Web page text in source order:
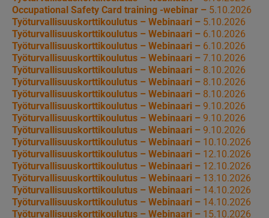
Occupational Safety Card training -webinar – 5.10.2026
Työturvallisuuskorttikoulutus – Webinaari – 5.10.2026
Työturvallisuuskorttikoulutus – Webinaari – 6.10.2026
Työturvallisuuskorttikoulutus – Webinaari – 6.10.2026
Työturvallisuuskorttikoulutus – Webinaari – 7.10.2026
Työturvallisuuskorttikoulutus – Webinaari – 8.10.2026
Työturvallisuuskorttikoulutus – Webinaari – 8.10.2026
Työturvallisuuskorttikoulutus – Webinaari – 8.10.2026
Työturvallisuuskorttikoulutus – Webinaari – 9.10.2026
Työturvallisuuskorttikoulutus – Webinaari – 9.10.2026
Työturvallisuuskorttikoulutus – Webinaari – 9.10.2026
Työturvallisuuskorttikoulutus – Webinaari – 10.10.2026
Työturvallisuuskorttikoulutus – Webinaari – 12.10.2026
Työturvallisuuskorttikoulutus – Webinaari – 12.10.2026
Työturvallisuuskorttikoulutus – Webinaari – 13.10.2026
Työturvallisuuskorttikoulutus – Webinaari – 14.10.2026
Työturvallisuuskorttikoulutus – Webinaari – 14.10.2026
Työturvallisuuskorttikoulutus – Webinaari – 15.10.2026